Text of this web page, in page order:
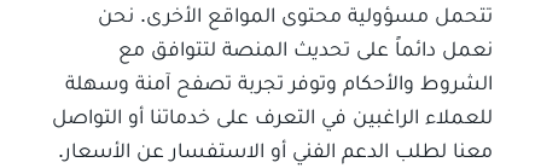
تتحمل مسؤولية محتوى المواقع الأخرى. نحن
نعمل دائماً على تحديث المنصة لتتوافق مع
الشروط والأحكام وتوفر تجربة تصفح آمنة وسهلة
للعملاء الراغبين في التعرف على خدماتنا أو التواصل
معنا لطلب الدعم الفني أو الاستفسار عن الأسعار.